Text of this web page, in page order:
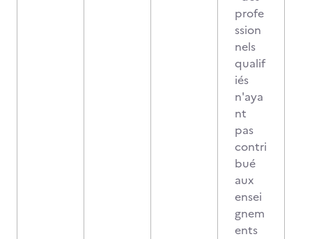
profe
ssion
nels
qualif
iés
n'aya
nt
pas
contri
bué
aux
ensei
gnem
ents